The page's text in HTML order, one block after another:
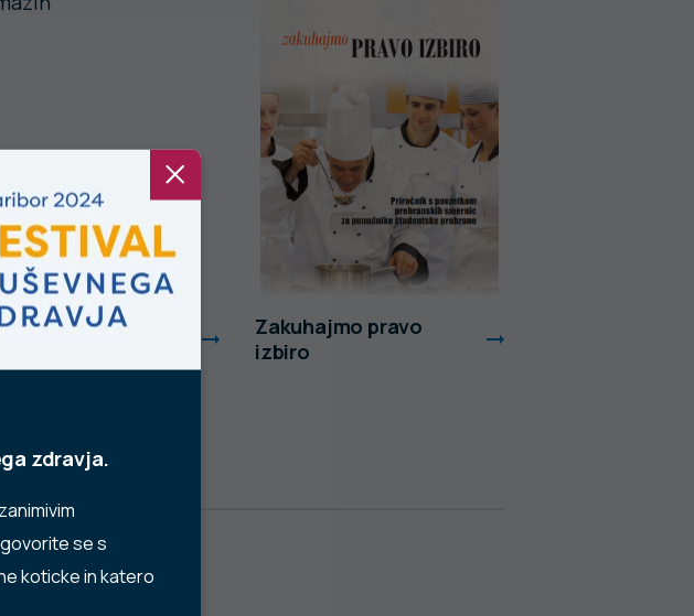
zdravja.
se s
koticke in katero
v mlečnih
Zakuhajmo pravo
izbiro